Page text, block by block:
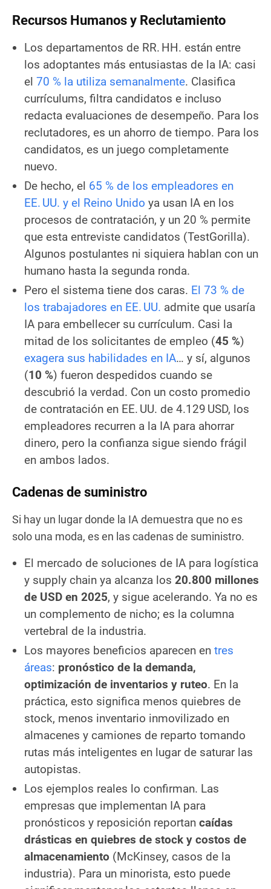
Recursos Humanos y Reclutamiento
Los departamentos de RR. HH. están entre
los adoptantes más entusiastas de la IA: casi
el 70 % la utiliza semanalmente. Clasifica
currículums, filtra candidatos e incluso
redacta evaluaciones de desempeño. Para los
reclutadores, es un ahorro de tiempo. Para los
candidatos, es un juego completamente
nuevo.
De hecho, el 65 % de los empleadores en
EE. UU. y el Reino Unido ya usan IA en los
procesos de contratación, y un 20 % permite
que esta entreviste candidatos (TestGorilla).
Algunos postulantes ni siquiera hablan con un
humano hasta la segunda ronda.
Pero el sistema tiene dos caras. El 73 % de
los trabajadores en EE. UU. admite que usaría
IA para embellecer su currículum. Casi la
mitad de los solicitantes de empleo (45 %)
exagera sus habilidades en IA… y sí, algunos
(10 %) fueron despedidos cuando se
descubrió la verdad. Con un costo promedio
de contratación en EE. UU. de 4.129 USD, los
empleadores recurren a la IA para ahorrar
dinero, pero la confianza sigue siendo frágil
en ambos lados.
Cadenas de suministro
Si hay un lugar donde la IA demuestra que no es
solo una moda, es en las cadenas de suministro.
El mercado de soluciones de IA para logística
y supply chain ya alcanza los 20.800 millones
de USD en 2025, y sigue acelerando. Ya no es
un complemento de nicho; es la columna
vertebral de la industria.
Los mayores beneficios aparecen en tres
áreas: pronóstico de la demanda,
optimización de inventarios y ruteo. En la
práctica, esto significa menos quiebres de
stock, menos inventario inmovilizado en
almacenes y camiones de reparto tomando
rutas más inteligentes en lugar de saturar las
autopistas.
Los ejemplos reales lo confirman. Las
empresas que implementan IA para
pronósticos y reposición reportan caídas
drásticas en quiebres de stock y costos de
almacenamiento (McKinsey, casos de la
industria). Para un minorista, esto puede